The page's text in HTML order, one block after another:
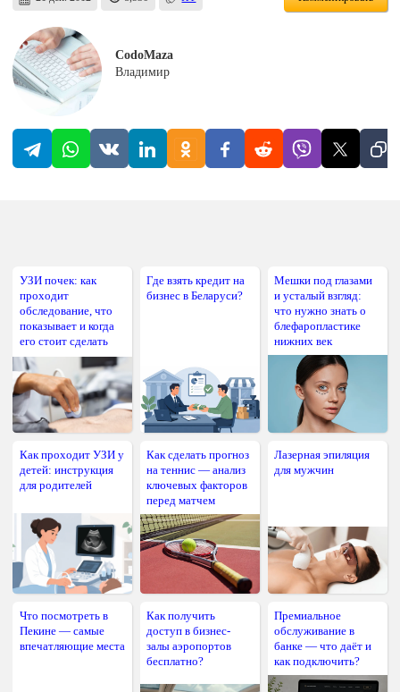
CodoMaza
Владимир
УЗИ почек: как
проходит
обследование, что
показывает и когда
его стоит сделать
Где взять кредит на
бизнес в Беларуси?
Мешки под глазами
и усталый взгляд:
что нужно знать о
блефаропластике
нижних век
Как проходит УЗИ у
детей: инструкция
для родителей
Как сделать прогноз
на теннис — анализ
ключевых факторов
перед матчем
Лазерная эпиляция
для мужчин
Что посмотреть в
Пекине — самые
впечатляющие места
Как получить
доступ в бизнес-
залы аэропортов
бесплатно?
Премиальное
обслуживание в
банке — что даёт и
как подключить?